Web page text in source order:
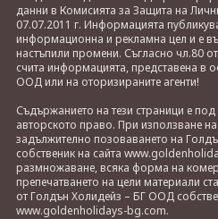
данни в Комисията за Защита на
07.07.2011 г. Информацията
информационна и рекламна цел и е
настъпили промени. Съгласно чл.80
счита информацията, представена в
ООД или на оторизираните агенти!
Съдържанието на тези страници е
авторското право. При използване
задължително позоваването на
собственик на сайта
размножаване, всяка форма на
препечатването на цели материали
от Голдън Холидейз – БГ ООД
www.goldenholidays-bg.com.